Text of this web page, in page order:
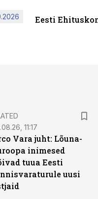
Eesti
11:17
Vara juht: Lõuna-
inimesed
tuua Eesti
uusi